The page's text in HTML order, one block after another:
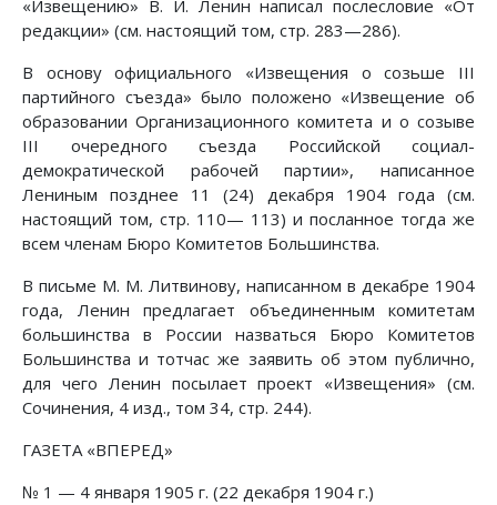
«Извещению» В. И. Ленин написал послесловие «От
редакции» (см. настоящий том, стр. 283—286).
В основу официального «Извещения о созьше III
партийного съезда» было положено «Извещение об
образовании Организационного комитета и о созыве
III очередного съезда Российской социал-
демократической рабочей партии», написанное
Лениным позднее 11 (24) декабря 1904 года (см.
настоящий том, стр. 110— 113) и посланное тогда же
всем членам Бюро Комитетов Большинства.
В письме Μ. Μ. Литвинову, написанном в декабре 1904
года, Ленин предлагает объединенным комитетам
большинства в России назваться Бюро Комитетов
Большинства и тотчас же заявить об этом публично,
для чего Ленин посылает проект «Извещения» (см.
Сочинения, 4 изд., том 34, стр. 244).
ГАЗЕТА «ВПЕРЕД»
№ 1 — 4 января 1905 г. (22 декабря 1904 г.)